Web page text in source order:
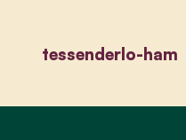
tessenderlo-ham